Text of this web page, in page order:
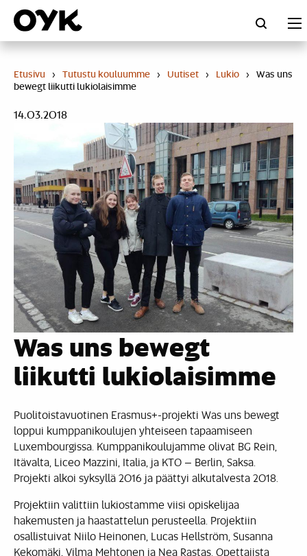
Skip
content
Etusivu › Tutustu kouluumme › Uutiset › Lukio › Was uns
bewegt liikutti lukiolaisimme
14.03.2018
Was uns bewegt
liikutti lukiolaisimme
Puolitoistavuotinen Erasmus+-projekti Was uns bewegt
loppui kumppanikoulujen yhteiseen tapaamiseen
Luxembourgissa. Kumppanikoulujamme olivat BG Rein,
Itävalta, Liceo Mazzini, Italia, ja KTO – Berlin, Saksa.
Projekti alkoi syksyllä 2016 ja päättyi alkutalvesta 2018.
Projektiin valittiin lukiostamme viisi opiskelijaa
hakemusten ja haastattelun perusteella. Projektiin
osallistuivat Niilo Heinonen, Lucas Hellström, Susanna
Kekomäki, Vilma Mehtonen ja Nea Rastas. Opettajista